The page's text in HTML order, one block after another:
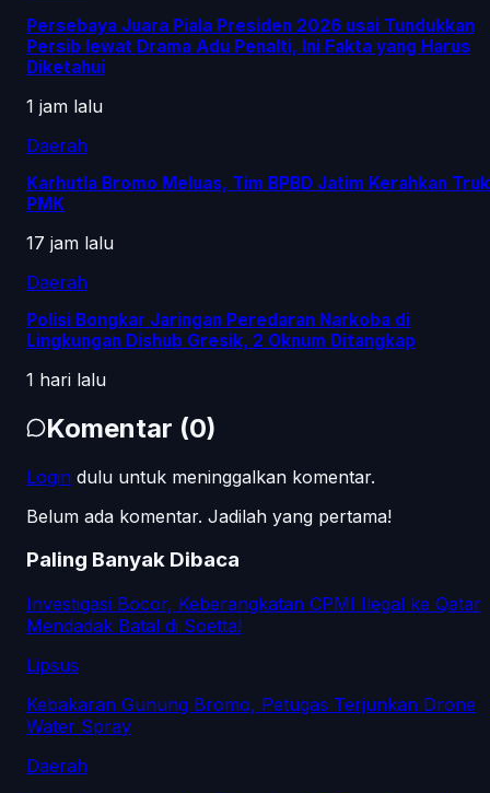
Persebaya Juara Piala Presiden 2026 usai Tundukkan
Persib lewat Drama Adu Penalti, Ini Fakta yang Harus
Diketahui
1 jam lalu
Daerah
Karhutla Bromo Meluas, Tim BPBD Jatim Kerahkan Truk
PMK
17 jam lalu
Daerah
Polisi Bongkar Jaringan Peredaran Narkoba di
Lingkungan Dishub Gresik, 2 Oknum Ditangkap
1 hari lalu
Komentar (0)
Login dulu untuk meninggalkan komentar.
Belum ada komentar. Jadilah yang pertama!
Paling Banyak Dibaca
Investigasi Bocor, Keberangkatan CPMI Ilegal ke Qatar
Mendadak Batal di Soetta!
Lipsus
Kebakaran Gunung Bromo, Petugas Terjunkan Drone
Water Spray
Daerah